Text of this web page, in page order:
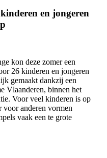
en jongeren
kon deze zomer een
26 kinderen en jongeren
gemaakt dankzij een
Vlaanderen, binnen het
Voor veel kinderen is op
voor anderen vormen
vaak een te grote